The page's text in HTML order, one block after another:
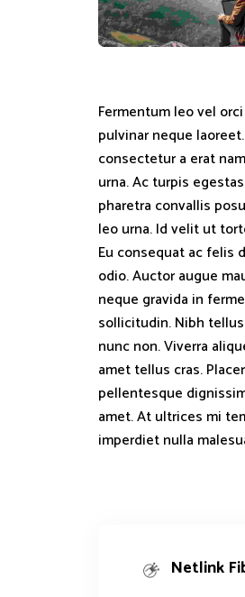
Netlink
Fermentum leo vel
pulvinar neque
consectetur a erat
urna. Ac turpis
pharetra convallis
leo urna. Id velit ut
Eu consequat ac felis
odio. Auctor augue
neque gravida in
sollicitudin. Nibh
nunc non. Viverra
amet tellus cras.
pellentesque
amet. At ultrices mi
imperdiet nulla